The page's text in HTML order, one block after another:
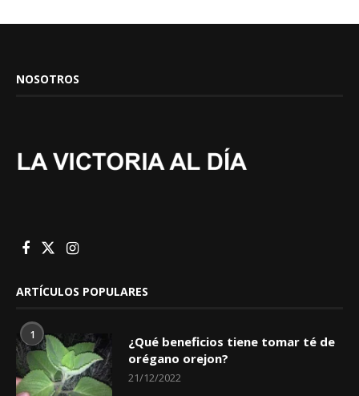
NOSOTROS
ARTÍCULOS POPULARES
1
¿Qué beneficios tiene tomar té de
orégano orejon?
21/12/2022